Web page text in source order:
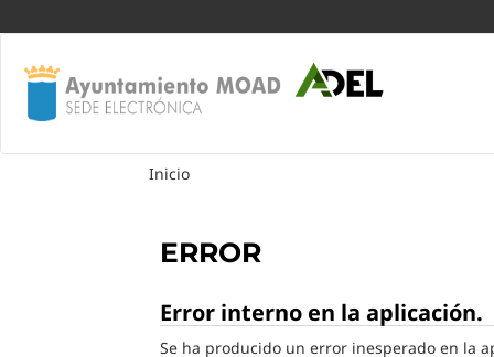
Inicio
ERROR
Error interno en la aplicación.
Se ha producido un error inesperado en la